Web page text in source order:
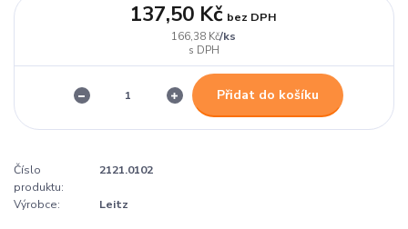
166,38 Kč/ks
137,50 Kč bez DPH
Přidat do košíku
Číslo
produktu:
2121.0102
Výrobce: Leitz